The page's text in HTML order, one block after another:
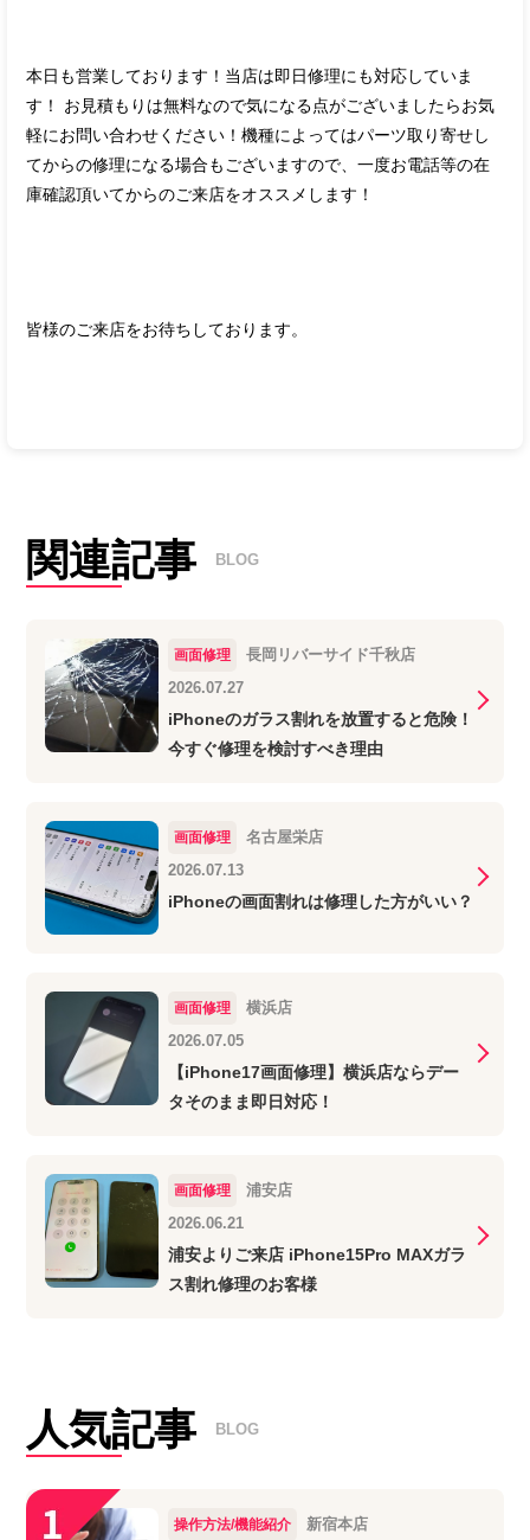
本日も営業しております！当店は即日修理にも対応していま
す！ お見積もりは無料なので気になる点がございましたらお気
軽にお問い合わせください！機種によってはパーツ取り寄せし
てからの修理になる場合もございますので、一度お電話等の在
庫確認頂いてからのご来店をオススメします！
皆様のご来店をお待ちしております。
関連記事 BLOG
画面修理
長岡リバーサイド千秋店
2026.07.27
iPhoneのガラス割れを放置すると危険！
今すぐ修理を検討すべき理由
画面修理
名古屋栄店
2026.07.13
iPhoneの画面割れは修理した方がいい？
画面修理
横浜店
2026.07.05
【iPhone17画面修理】横浜店ならデー
タそのまま即日対応！
画面修理
浦安店
2026.06.21
浦安よりご来店 iPhone15Pro MAXガラ
ス割れ修理のお客様
人気記事 BLOG
操作方法/機能紹介
新宿本店